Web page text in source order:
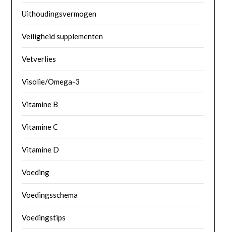
Uithoudingsvermogen
Veiligheid supplementen
Vetverlies
Visolie/Omega-3
Vitamine B
Vitamine C
Vitamine D
Voeding
Voedingsschema
Voedingstips